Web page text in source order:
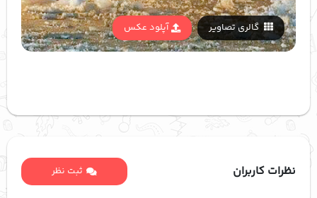
گالری تصاویر آپلود عکس
نظرات کاربران ثبت نظر